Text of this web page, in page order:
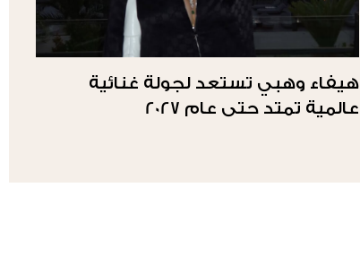
هيفاء وهبي تستعد لجولة غنائية
عالمية تمتد حتى عام 2027